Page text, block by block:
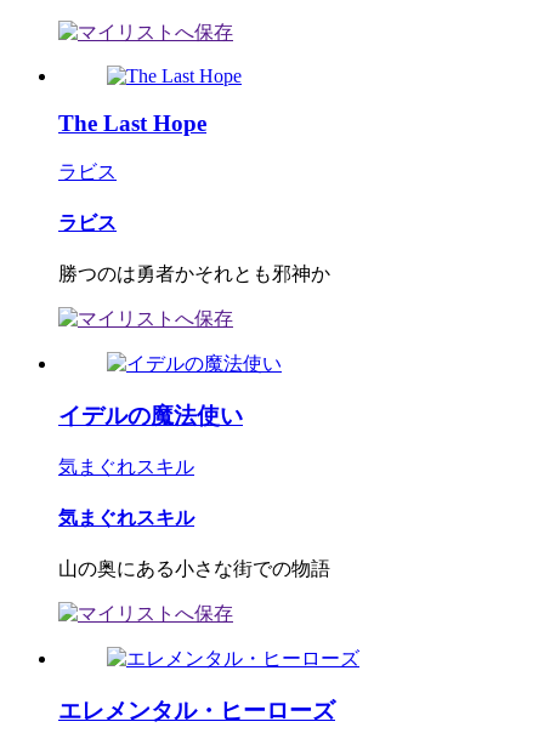
The Last Hope
ラビス
ラビス
勝つのは勇者かそれとも邪神か
イデルの魔法使い
気まぐれスキル
気まぐれスキル
山の奥にある小さな街での物語
エレメンタル・ヒーローズ